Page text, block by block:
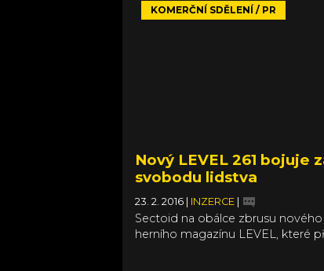
dokončíme), ale hlavně přináší
naznačované a slibované v
rozhovory, komentáře a další. Co
v tomto čísle?
KOMERČNÍ SDĚLENÍ / PR
Nový LEVEL 261 bojuje
svobodu lidstva
23. 2. 2016 INZERCE
Sectoid na obálce zbrusu
herního magazínu LEVEL, které